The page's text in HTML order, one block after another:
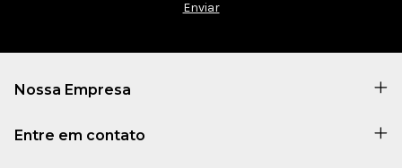
Nossa Empresa
Entre em contato